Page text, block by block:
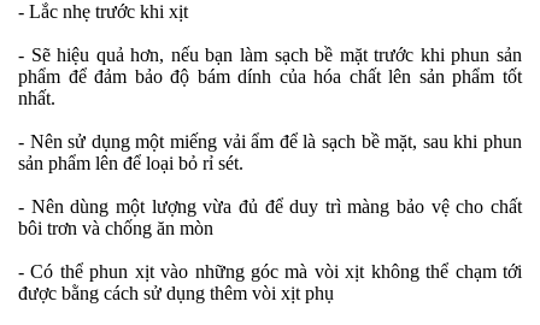
- Lắc nhẹ trước khi xịt
- Sẽ hiệu quả hơn, nếu bạn làm sạch bề mặt trước khi phun sản
phẩm để đảm bảo độ bám dính của hóa chất lên sản phẩm tốt
nhất.
- Nên sử dụng một miếng vải ẩm để là sạch bề mặt, sau khi phun
sản phẩm lên để loại bỏ rỉ sét.
- Nên dùng một lượng vừa đủ để duy trì màng bảo vệ cho chất
bôi trơn và chống ăn mòn
- Có thể phun xịt vào những góc mà vòi xịt không thể chạm tới
được bằng cách sử dụng thêm vòi xịt phụ